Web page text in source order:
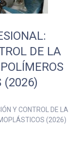
DE LA
(2026)
Y CONTROL DE LA
(2026)